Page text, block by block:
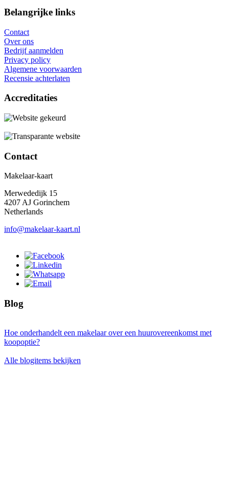
Belangrijke links
Contact
Over ons
Bedrijf aanmelden
Privacy policy
Algemene voorwaarden
Recensie achterlaten
Accreditaties
Contact
Makelaar-kaart
Merwededijk 15
4207 AJ Gorinchem
Netherlands
info@makelaar-kaart.nl
Blog
Hoe onderhandelt een makelaar over een huurovereenkomst met
koopoptie?
Alle blogitems bekijken